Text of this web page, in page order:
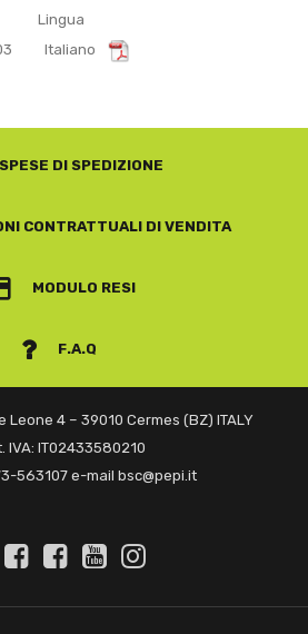
Lingua
Italiano
SPESE DI SPEDIZIONE
CONTRATTUALIDI VENDITA
MODULO RESI
F.A.Q
Leone 4 – 39010 Cermes (BZ) ITALY
IVA: IT02433580210
563107 e-mail bsc@pepi.it